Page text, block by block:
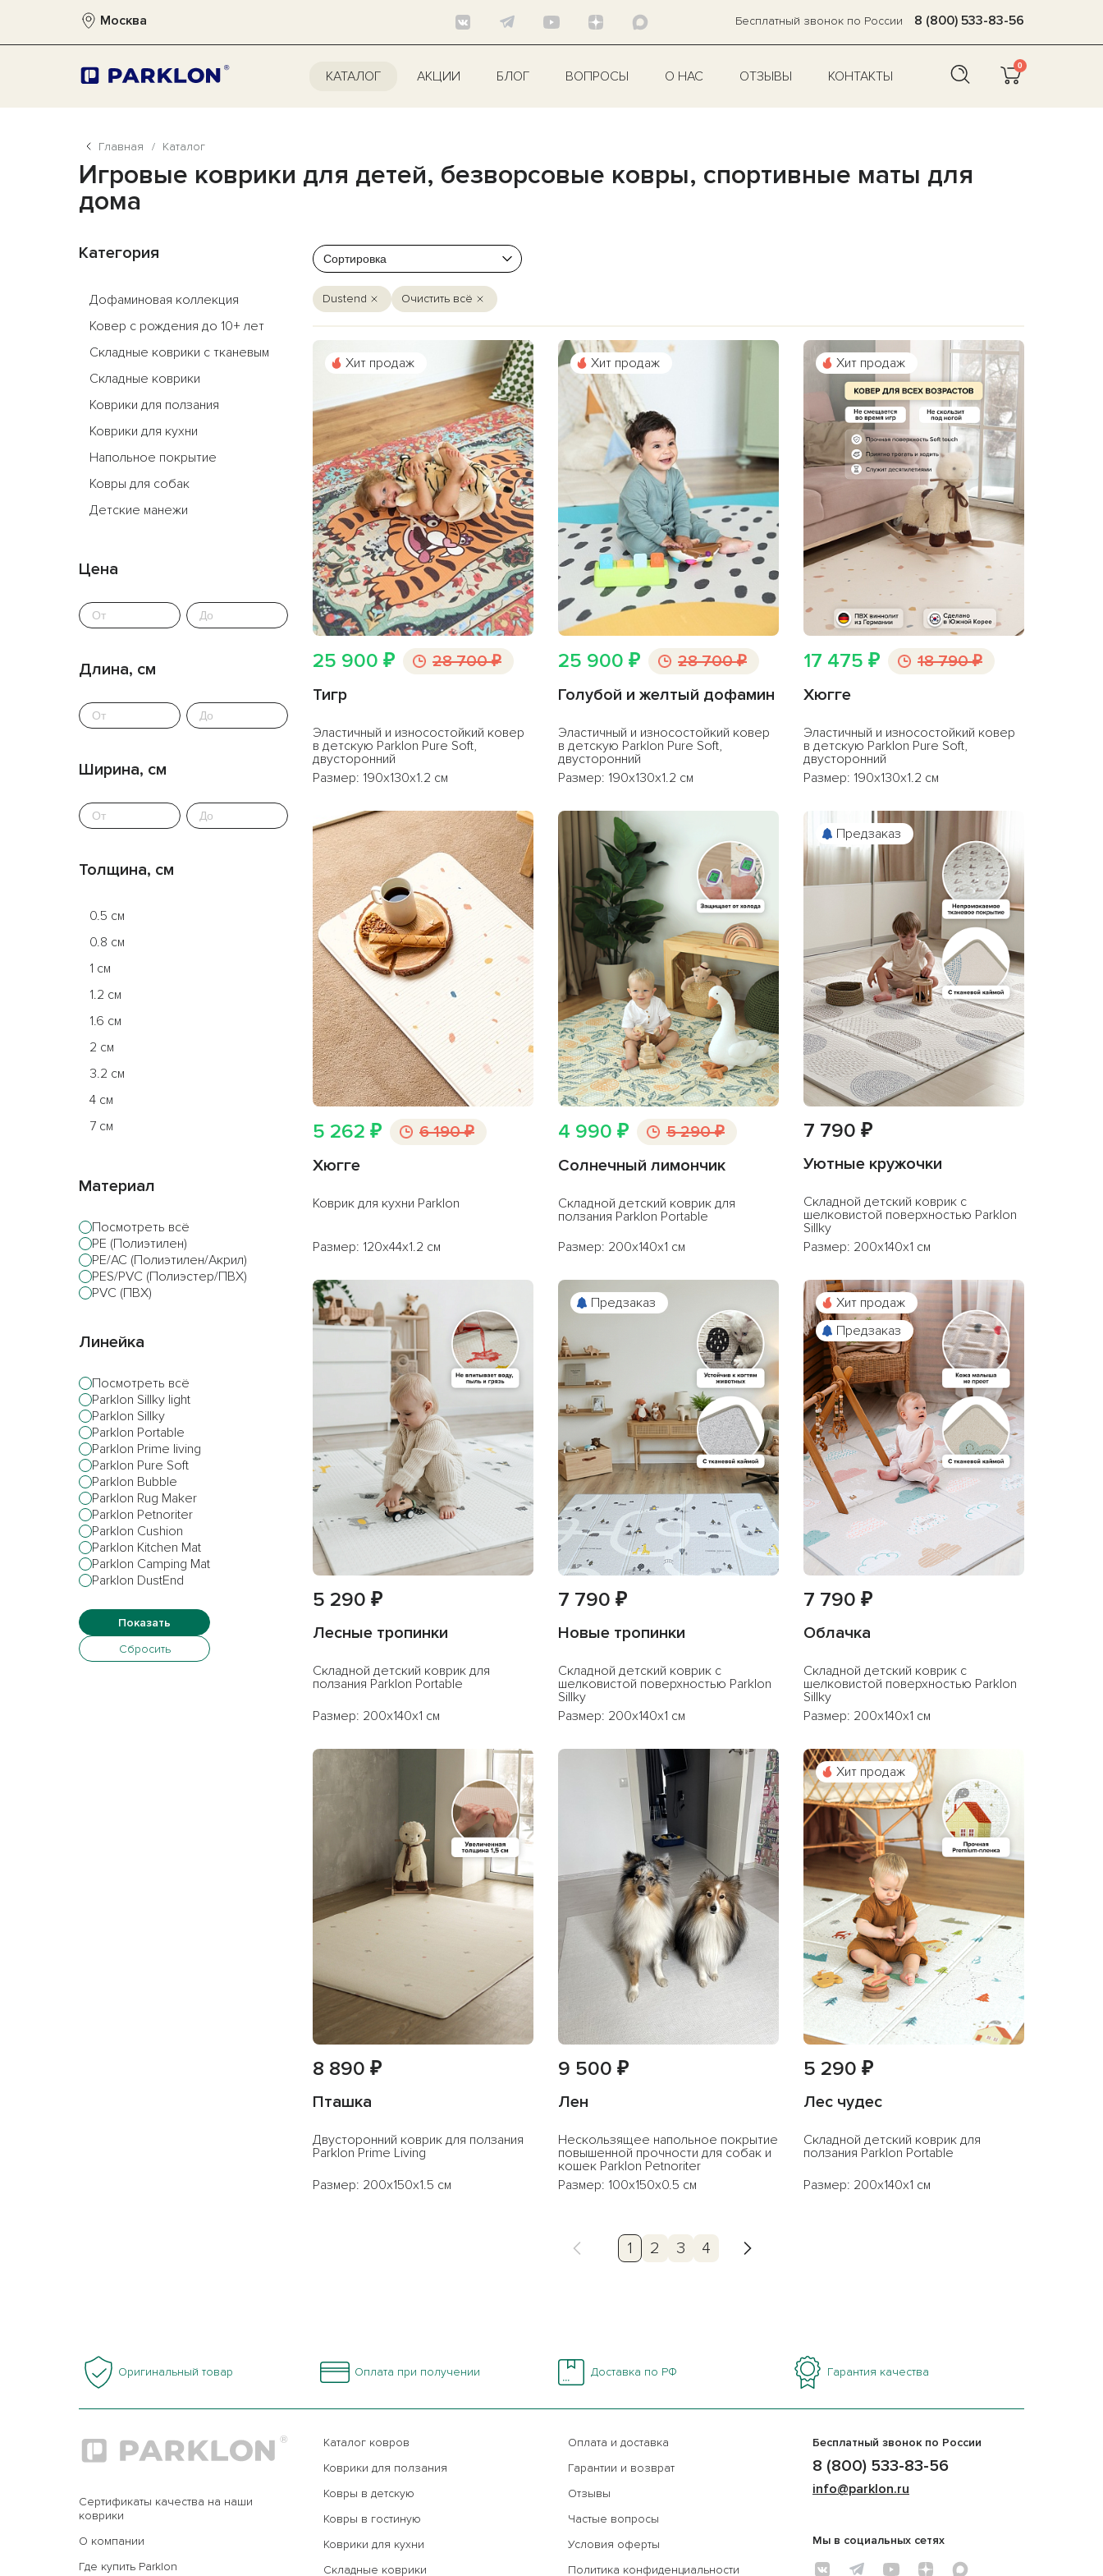
Москва Бесплатный звонок по России 8 (800) 533-83-56
КАТАЛОГ АКЦИИ БЛОГ ВОПРОСЫ О НАС ОТЗЫВЫ КОНТАКТЫ
0
Главная / Каталог
Игровые коврики для детей, безворсовые ковры, спортивные маты для
дома
Цена
Категория
Дофаминовая коллекция
Ковер с рождения до 10+ лет
Складные коврики с тканевым
покрытием
Складные коврики
Коврики для ползания
Коврики для кухни
Напольное покрытие
Ковры для собак
Детские манежи
Длина, см
Ширина, см
Толщина, см
0.5 см
0.8 см
1 см
1.2 см
1.6 см
2 см
3.2 см
4 см
7 см
Материал
Посмотреть всё
PE (Полиэтилен)
PE/AC (Полиэтилен/Акрил)
PES/PVC (Полиэстер/ПВХ)
PVC (ПВХ)
Линейка
Посмотреть всё
Parklon Sillky light
Parklon Sillky
Parklon Portable
Parklon Prime living
Parklon Pure Soft
Parklon Bubble
Parklon Rug Maker
Parklon Petnoriter
Parklon Cushion
Parklon Kitchen Mat
Parklon Camping Mat
Parklon DustEnd
Сортировка
Dustend Очистить всё
Хит продаж
25 900 ₽
28 700 ₽
Тигр
Эластичный и износостойкий ковер
в детскую Parklon Pure Soft,
двусторонний
Размер: 190x130x1.2 см
Хит продаж
25 900 ₽
28 700 ₽
Голубой и желтый дофамин
Эластичный и износостойкий ковер
в детскую Parklon Pure Soft,
двусторонний
Размер: 190x130x1.2 см
Хит продаж
17 475 ₽
18 790 ₽
Хюгге
Эластичный и износостойкий ковер
в детскую Parklon Pure Soft,
двусторонний
Размер: 190x130x1.2 см
5 262 ₽
6 190 ₽
Хюгге
Коврик для кухни Parklon
Размер: 120x44x1.2 см
4 990 ₽
5 290 ₽
Солнечный лимончик
Складной детский коврик для
ползания Parklon Portable
Размер: 200x140x1 см
Предзаказ
7 790 ₽
Уютные кружочки
Cкладной детский коврик с
шелковистой поверхностью Parklon
Sillky
Размер: 200x140x1 см
5 290 ₽
Лесные тропинки
Складной детский коврик для
ползания Parklon Portable
Размер: 200x140x1 см
Предзаказ
7 790 ₽
Новые тропинки
Cкладной детский коврик с
шелковистой поверхностью Parklon
Sillky
Размер: 200x140x1 см
Хит продаж
Предзаказ
7 790 ₽
Облачка
Cкладной детский коврик с
шелковистой поверхностью Parklon
Sillky
Размер: 200x140x1 см
8 890 ₽
Пташка
Двусторонний коврик для ползания
Parklon Prime Living
Размер: 200x150x1.5 см
9 500 ₽
Лен
Нескользящее напольное покрытие
повышенной прочности для собак и
кошек Parklon Petnoriter
Размер: 100x150x0.5 см
Хит продаж
5 290 ₽
Лес чудес
Складной детский коврик для
ползания Parklon Portable
Размер: 200x140x1 см
1 2 3 4
Оригинальный товар Оплата при получении Доставка по РФ Гарантия качества
Сертификаты качества на наши
коврики
О компании
Где купить Parklon
Каталог ковров
Коврики для ползания
Ковры в детскую
Ковры в гостиную
Коврики для кухни
Складные коврики
Оплата и доставка
Гарантии и возврат
Отзывы
Частые вопросы
Условия оферты
Политика конфиденциальности
Бесплатный звонок по России
8 (800) 533-83-56
info@parklon.ru
Мы в социальных сетях
Получитескидку 10%при покупке
промокоду:
по промокоду: KIDS10
или
при покупке товаров
двух разных брендовпо промокоду:
по промокоду: KIDS15
Перейти на сайт astradekids.ru
Остаться на Parklon